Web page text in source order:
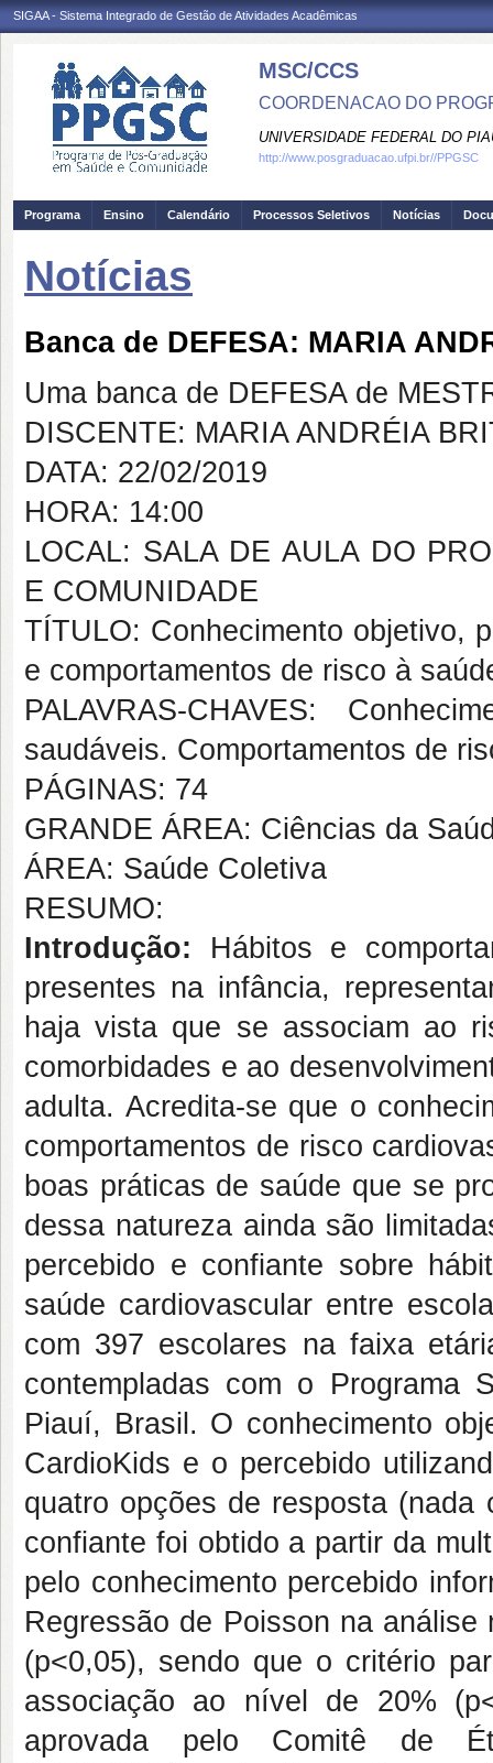
SIGAA - Sistema Integrado de Gestão de Atividades Acadêmicas
MSC/CCS
COORDENACAO DO
UNIVERSIDADE FEDERAL DO
http://www.posgraduacao.ufpi.br//PPGSC
Programa Ensino Calendário Processos Seletivos Notícias
Notícias
Banca de DEFESA: MARIA
Uma banca de DEFESA de
DISCENTE: MARIA ANDRÉIA
DATA: 22/02/2019
HORA: 14:00
LOCAL: SALA DE AULA DO
E COMUNIDADE
TÍTULO: Conhecimento objetivo,
e comportamentos de risco à
PALAVRAS-CHAVES:
saudáveis. Comportamentos de
PÁGINAS: 74
GRANDE ÁREA: Ciências da
ÁREA: Saúde Coletiva
RESUMO:
Introdução: Hábitos e
presentes na infância,
haja vista que se associam ao
comorbidades e ao
adulta. Acredita-se que o
comportamentos de risco
boas práticas de saúde que se
dessa natureza ainda são
percebido e confiante sobre
saúde cardiovascular entre
com 397 escolares na faixa
contempladas com o Programa
Piauí, Brasil. O conhecimento
CardioKids e o percebido
quatro opções de resposta (nada
confiante foi obtido a partir da
pelo conhecimento percebido
Regressão de Poisson na
(p˂0,05), sendo que o critério
associação ao nível de 20%
aprovada pelo Comitê de